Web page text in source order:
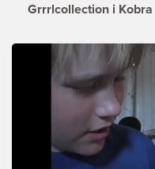
Grrrlcollection i Kobra